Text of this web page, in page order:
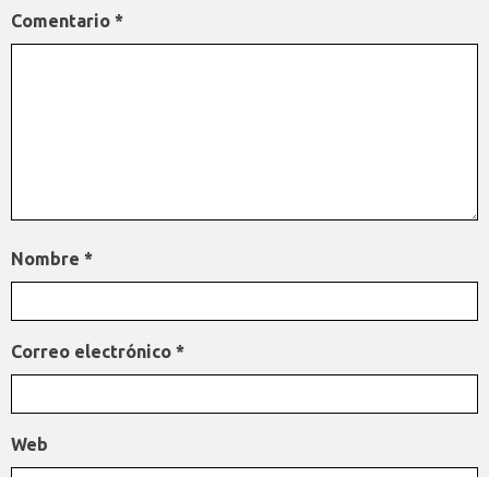
Comentario *
Nombre *
Correo electrónico *
Web